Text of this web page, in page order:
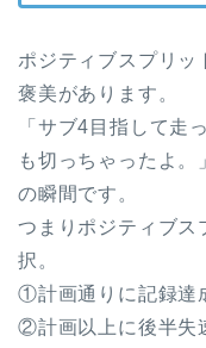
ポジティブスプリッ
褒美があります。
「サブ4目指して走
も切っちゃったよ
の瞬間です。
つまりポジティブス
択。
①計画通りに記録達
②計画以上に後半失